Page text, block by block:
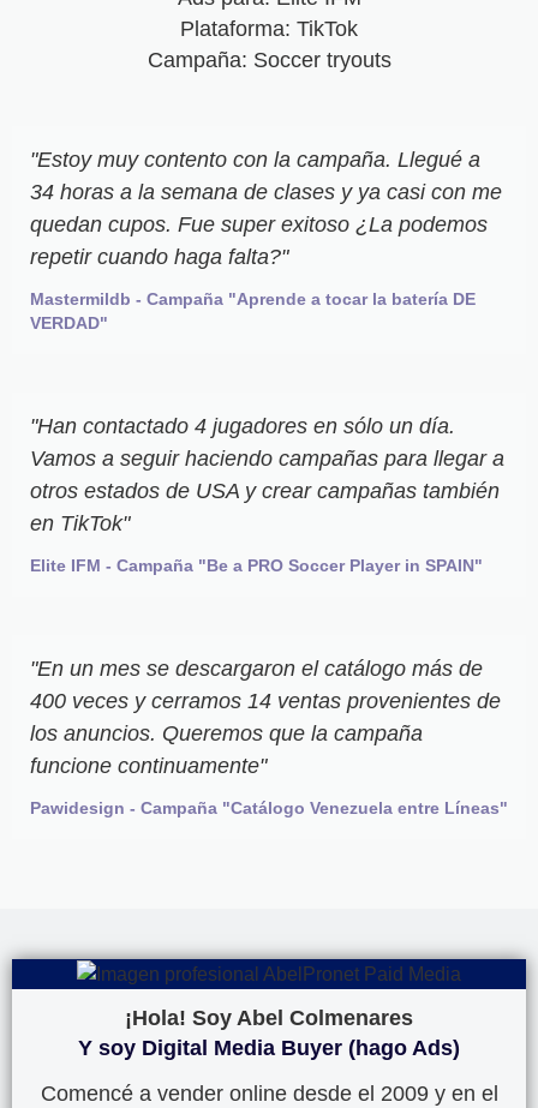
Plataforma: TikTok
Campaña: Soccer tryouts
"Estoy muy contento con la campaña. Llegué a
34 horas a la semana de clases y ya casi con me
quedan cupos. Fue super exitoso ¿La podemos
repetir cuando haga falta?"
Mastermildb - Campaña "Aprende a tocar la batería DE
VERDAD"
"Han contactado 4 jugadores en sólo un día.
Vamos a seguir haciendo campañas para llegar a
otros estados de USA y crear campañas también
en TikTok"
Elite IFM - Campaña "Be a PRO Soccer Player in SPAIN"
"En un mes se descargaron el catálogo más de
400 veces y cerramos 14 ventas provenientes de
los anuncios. Queremos que la campaña
funcione continuamente"
Pawidesign - Campaña "Catálogo Venezuela entre Líneas"
¡Hola! Soy Abel Colmenares
Y soy Digital Media Buyer (hago Ads)
Comencé a vender online desde el 2009 y en el